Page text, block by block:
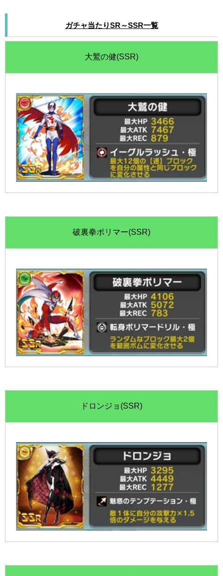
ガチャ当たりSR～SSR一覧
大鷲の健(SSR)
破裏拳ポリマー(SSR)
ドロンジョ(SSR)